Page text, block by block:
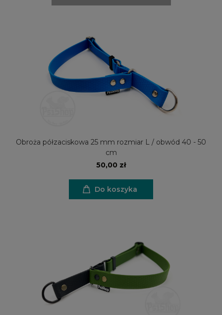
Obroża półzaciskowa 25 mm rozmiar L / obwód 40 - 50
cm
50,00 zł
Do koszyka